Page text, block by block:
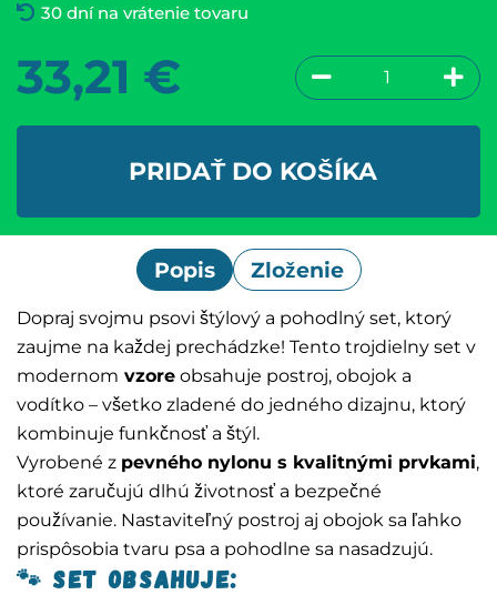
30 dní na vrátenie tovaru
33,21 €
PRIDAŤ DO KOŠÍKA
Popis Zloženie
Dopraj svojmu psovi štýlový a pohodlný set, ktorý
zaujme na každej prechádzke! Tento trojdielny set v
modernom vzore obsahuje postroj, obojok a
vodítko – všetko zladené do jedného dizajnu, ktorý
kombinuje funkčnosť a štýl.
Vyrobené z pevného nylonu s kvalitnými prvkami,
ktoré zaručujú dlhú životnosť a bezpečné
používanie. Nastaviteľný postroj aj obojok sa ľahko
prispôsobia tvaru psa a pohodlne sa nasadzujú.
🐾Set obsahuje: